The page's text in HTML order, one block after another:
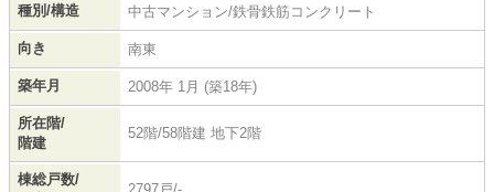
種別/構造 中古マンション/鉄骨鉄筋コンクリート
向き 南東
築年月 2008年 1月 (築18年)
所在階/
階建
52階/58階建 地下2階
棟総戸数/